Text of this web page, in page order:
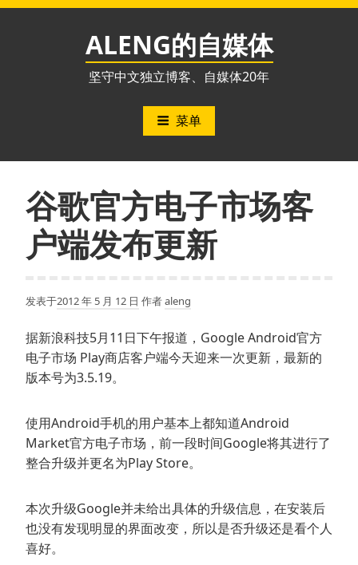
跳
ALENG的自媒体
坚守中文独立博客、自媒体20年
菜单
谷歌官方电子市场客
户端发布更新
发表于2012 年 5 月 12 日 作者aleng
据新浪科技5月11日下午报道，Google Android官方
电子市场 Play商店客户端今天迎来一次更新，最新的
版本号为3.5.19。
使用Android手机的用户基本上都知道Android
Market官方电子市场，前一段时间Google将其进行了
整合升级并更名为Play Store。
本次升级Google并未给出具体的升级信息，在安装后
也没有发现明显的界面改变，所以是否升级还是看个人
喜好。